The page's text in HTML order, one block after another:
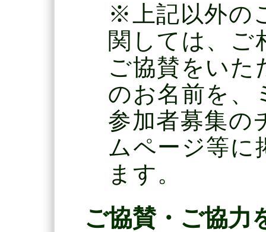
※上記以外の
関しては、ご
ご協賛をいた
のお名前を、
参加者募集の
ムページ等に
ます。
ご協賛・ご協力